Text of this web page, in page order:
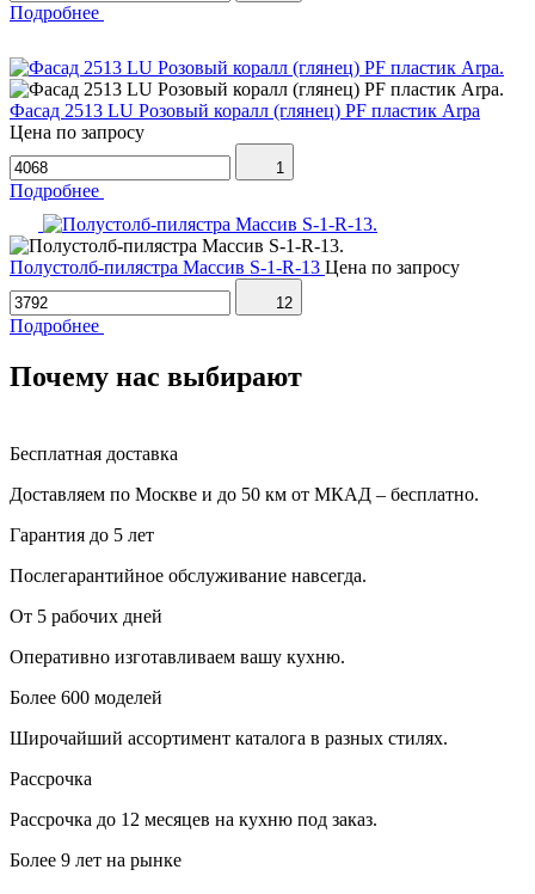
Подробнее
Фасад 2513 LU Розовый коралл (глянец) PF пластик Arpa
Цена по запросу
1
Подробнее
Полустолб-пилястра Массив S-1-R-13 Цена по запросу
12
Подробнее
Почему нас выбирают
Бесплатная доставка
Доставляем по Москве и до 50 км от МКАД – бесплатно.
Гарантия до 5 лет
Послегарантийное обслуживание навсегда.
От 5 рабочих дней
Оперативно изготавливаем вашу кухню.
Более 600 моделей
Широчайший ассортимент каталога в разных стилях.
Рассрочка
Рассрочка до 12 месяцев на кухню под заказ.
Более 9 лет на рынке